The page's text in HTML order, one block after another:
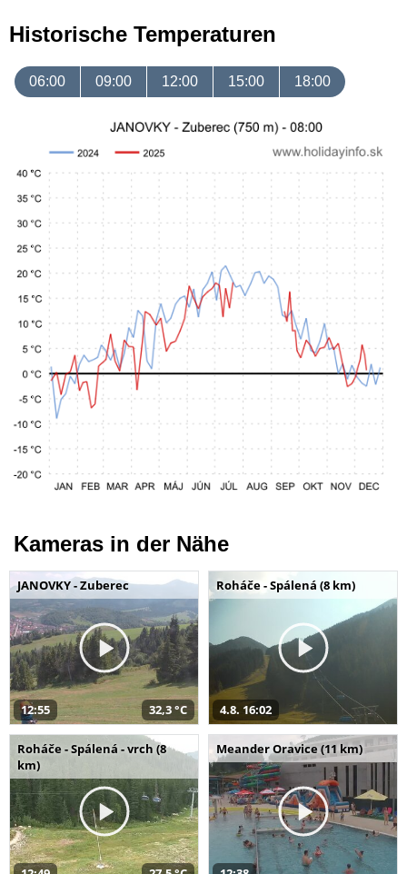
Historische Temperaturen
06:00 09:00 12:00 15:00 18:00
Kameras in der Nähe
JANOVKY - Zuberec
12:55 32,3 °C
Roháče - Spálená (8 km)
4.8. 16:02
Roháče - Spálená - vrch (8
km)
Meander Oravice (11 km)